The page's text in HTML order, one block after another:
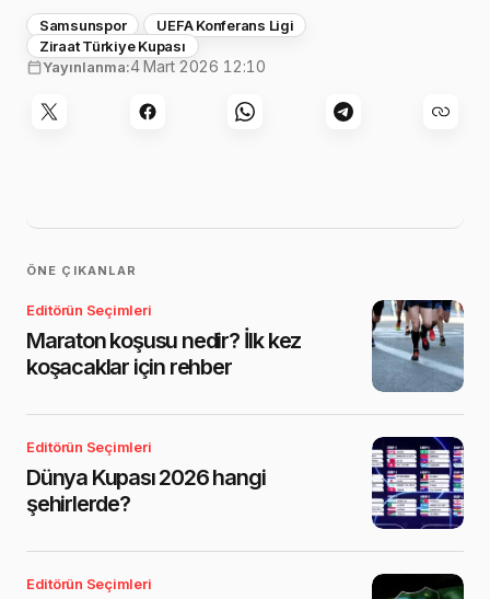
Samsunspor
UEFA Konferans Ligi
Ziraat Türkiye Kupası
Yayınlanma:4 Mart 2026 12:10
ÖNE ÇIKANLAR
Editörün Seçimleri
Maraton koşusu nedir? İlk kez
koşacaklar için rehber
Editörün Seçimleri
Dünya Kupası 2026 hangi
şehirlerde?
Editörün Seçimleri